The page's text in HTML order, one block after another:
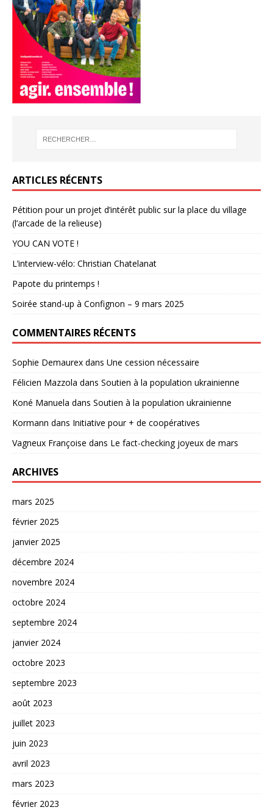
ARTICLES RÉCENTS
Pétition pour un projet d’intérêt public sur la place du village
(l’arcade de la relieuse)
YOU CAN VOTE !
L’interview-vélo: Christian Chatelanat
Papote du printemps !
Soirée stand-up à Confignon – 9 mars 2025
COMMENTAIRES RÉCENTS
Sophie Demaurex dans Une cession nécessaire
Félicien Mazzola dans Soutien à la population ukrainienne
Koné Manuela dans Soutien à la population ukrainienne
Kormann dans Initiative pour + de coopératives
Vagneux Françoise dans Le fact-checking joyeux de mars
ARCHIVES
mars 2025
février 2025
janvier 2025
décembre 2024
novembre 2024
octobre 2024
septembre 2024
janvier 2024
octobre 2023
septembre 2023
août 2023
juillet 2023
juin 2023
avril 2023
mars 2023
février 2023